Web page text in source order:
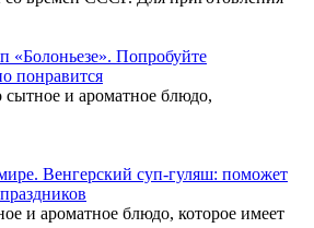
Попробуйте
понравится
сытное и ароматное блюдо,
Венгерский суп-гуляш: поможет
и ароматное блюдо, которое имеет